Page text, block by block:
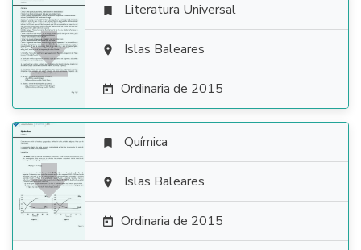

 Literatura Universal
 Islas Baleares
 Ordinaria de 2015

 Química
 Islas Baleares
 Ordinaria de 2015